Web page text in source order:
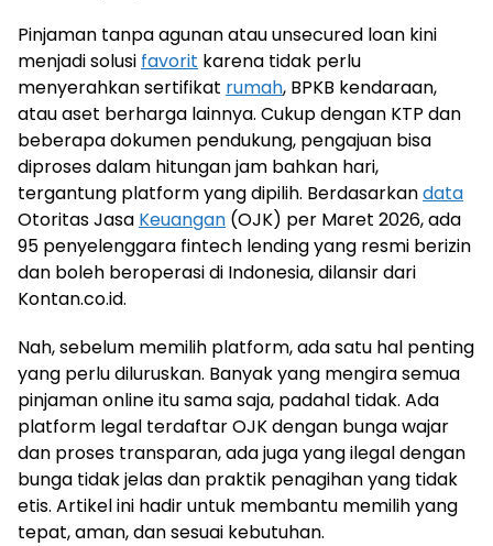
Pinjaman tanpa agunan atau unsecured loan kini
menjadi solusi favorit karena tidak perlu
menyerahkan sertifikat rumah, BPKB kendaraan,
atau aset berharga lainnya. Cukup dengan KTP dan
beberapa dokumen pendukung, pengajuan bisa
diproses dalam hitungan jam bahkan hari,
tergantung platform yang dipilih. Berdasarkandata
Otoritas Jasa Keuangan (OJK) per Maret 2026, ada
95 penyelenggara fintech lending yang resmi berizin
dan boleh beroperasi di Indonesia, dilansir dari
Kontan.co.id.
Nah, sebelum memilih platform, ada satu hal penting
yang perlu diluruskan. Banyak yang mengira semua
pinjaman online itu sama saja, padahal tidak. Ada
platform legal terdaftar OJK dengan bunga wajar
dan proses transparan, ada juga yang ilegal dengan
bunga tidak jelas dan praktik penagihan yang tidak
etis. Artikel ini hadir untuk membantu memilih yang
tepat, aman, dan sesuai kebutuhan.